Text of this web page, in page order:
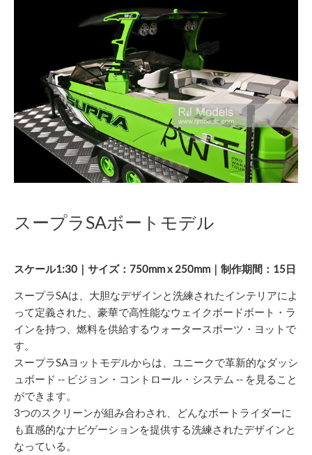
スープラSAボートモデル
スケール1:30｜サイズ：750mm x 250mm｜制作期間：15日
スープラSAは、大胆なデザインと洗練されたインテリアによ
って定義された、豪華で高性能なウェイクボードボート・ラ
インを持つ、燃料を供給するウォータースポーツ・ヨットで
す。
スープラSAヨットモデルからは、ユニークで革新的なダッシ
ュボード -- ビジョン・コントロール・システム -- を見ること
ができます。
3つのスクリーンが組み合わされ、どんなボートライダーに
も直感的なナビゲーションを提供する洗練されたデザインと
なっている。